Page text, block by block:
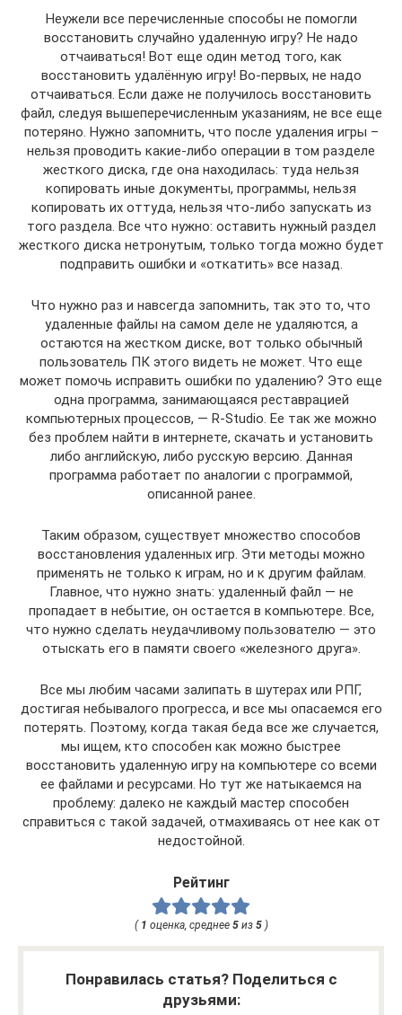
Неужели все перечисленные способы не помогли
восстановить случайно удаленную игру? Не надо
отчаиваться! Вот еще один метод того, как
восстановить удалённую игру! Во-первых, не надо
отчаиваться. Если даже не получилось восстановить
файл, следуя вышеперечисленным указаниям, не все еще
потеряно. Нужно запомнить, что после удаления игры –
нельзя проводить какие-либо операции в том разделе
жесткого диска, где она находилась: туда нельзя
копировать иные документы, программы, нельзя
копировать их оттуда, нельзя что-либо запускать из
того раздела. Все что нужно: оставить нужный раздел
жесткого диска нетронутым, только тогда можно будет
подправить ошибки и «откатить» все назад.
Что нужно раз и навсегда запомнить, так это то, что
удаленные файлы на самом деле не удаляются, а
остаются на жестком диске, вот только обычный
пользователь ПК этого видеть не может. Что еще
может помочь исправить ошибки по удалению? Это еще
одна программа, занимающаяся реставрацией
компьютерных процессов, — R-Studio. Ее так же можно
без проблем найти в интернете, скачать и установить
либо английскую, либо русскую версию. Данная
программа работает по аналогии с программой,
описанной ранее.
Таким образом, существует множество способов
восстановления удаленных игр. Эти методы можно
применять не только к играм, но и к другим файлам.
Главное, что нужно знать: удаленный файл — не
пропадает в небытие, он остается в компьютере. Все,
что нужно сделать неудачливому пользователю — это
отыскать его в памяти своего «железного друга».
Все мы любим часами залипать в шутерах или РПГ,
достигая небывалого прогресса, и все мы опасаемся его
потерять. Поэтому, когда такая беда все же случается,
мы ищем, кто способен как можно быстрее
восстановить удаленную игру на компьютере со всеми
ее файлами и ресурсами. Но тут же натыкаемся на
проблему: далеко не каждый мастер способен
справиться с такой задачей, отмахиваясь от нее как от
недостойной.
Рейтинг
( 1 оценка, среднее 5из 5)
Понравилась статья? Поделиться с
друзьями: